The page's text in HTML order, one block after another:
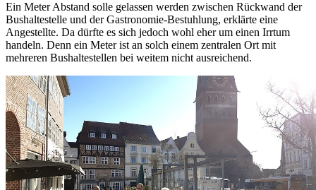
Ein Meter Abstand solle gelassen werden zwischen Rückwand der
Bushaltestelle und der Gastronomie-Bestuhlung, erklärte eine
Angestellte. Da dürfte es sich jedoch wohl eher um einen Irrtum
handeln. Denn ein Meter ist an solch einem zentralen Ort mit
mehreren Bushaltestellen bei weitem nicht ausreichend.